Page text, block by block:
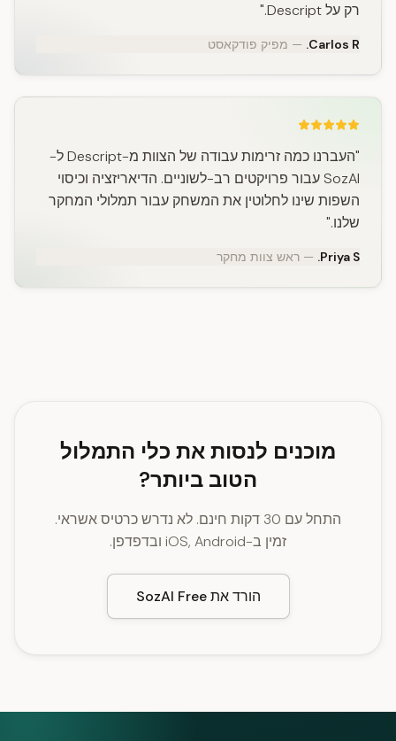
רק על Descript."
Carlos R. — מפיק פודקאסט
"העברנו כמה זרימות עבודה של הצוות מ-Descript ל-
SozAI עבור פרויקטים רב-לשוניים. הדיאריזציה וכיסוי
השפות שינו לחלוטין את המשחק עבור תמלולי המחקר
שלנו."
Priya S. — ראש צוות מחקר
מוכנים לנסות את כלי התמלול
הטוב ביותר?
התחל עם 30 דקות חינם. לא נדרש כרטיס אשראי.
זמין ב-iOS, Android ובדפדפן.
הורד את SozAI Free